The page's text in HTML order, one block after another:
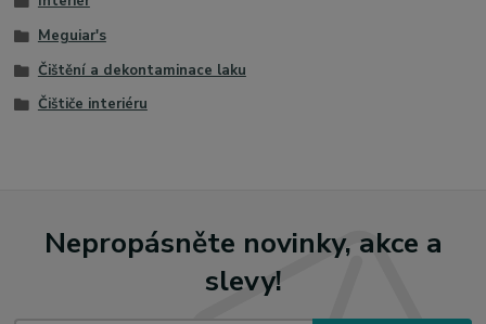
Meguiar's
Čištění a dekontaminace laku
Čištiče interiéru
Nepropásněte novinky, akce a
slevy!